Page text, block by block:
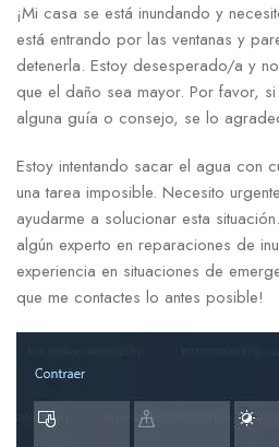
¡Mi casa se está inundando y
está entrando por las ventanas y
detenerla. Estoy desesperado/a y
que el daño sea mayor.⁣ Por favor,⁢
alguna guía​ o consejo, se lo
Estoy intentando sacar el ​agua con
una tarea imposible. Necesito
ayudarme a solucionar esta
algún experto en reparaciones de
⁢experiencia en situaciones⁢ de⁣
que me contactes lo antes posible!